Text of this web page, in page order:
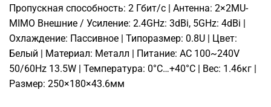
Пропускная способность: 2 Гбит/с | Антенна: 2×2MU-
MIMO Внешние / Усиление: 2.4GHz: 3dBi, 5GHz: 4dBi |
Охлаждение: Пассивное | Типоразмер: 0.8U | Цвет:
Белый | Материал: Металл | Питание: AC 100~240V
50/60Hz 13.5W | Температура: 0°C…+40°C | Вес: 1.46кг |
Размер: 250×180×43.6мм